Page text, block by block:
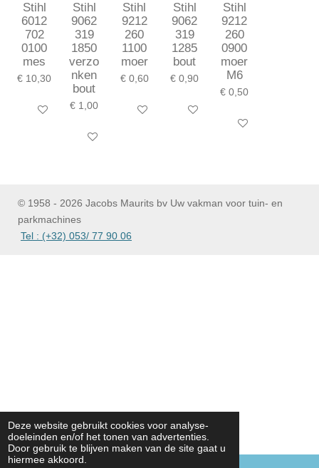
Deze website gebruikt cookies voor analyse-
doeleinden en/of het tonen van advertenties.
Door gebruik te blijven maken van de site gaat u
hiermee akkoord.
Stihl
6012
702
0100
mes
€ 10,30
In winkelwagen
Stihl
9062
319
1850
verzo
nken
bout
€ 1,00
In winkelwagen
Stihl
9212
260
1100
moer
€ 0,60
In winkelwagen
Stihl
9062
319
1285
bout
€ 0,90
In winkelwagen
Stihl
9212
260
0900
moer
M6
€ 0,50
In winkelwagen
© 1958 - 2026 Jacobs Maurits bv Uw vakman voor tuin- en
parkmachines
Tel : (+32) 053/ 77 90 06